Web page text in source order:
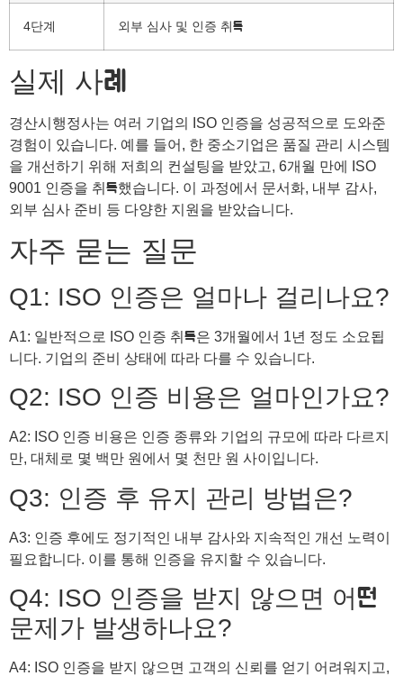
4단계 외부 심사 및 인증 취득
실제 사례
경산시행정사는 여러 기업의 ISO 인증을 성공적으로 도와준
경험이 있습니다. 예를 들어, 한 중소기업은 품질 관리 시스템
을 개선하기 위해 저희의 컨설팅을 받았고, 6개월 만에 ISO
9001 인증을 취득했습니다. 이 과정에서 문서화, 내부 감사,
외부 심사 준비 등 다양한 지원을 받았습니다.
자주 묻는 질문
Q1: ISO 인증은 얼마나 걸리나요?
A1: 일반적으로 ISO 인증 취득은 3개월에서 1년 정도 소요됩
니다. 기업의 준비 상태에 따라 다를 수 있습니다.
Q2: ISO 인증 비용은 얼마인가요?
A2: ISO 인증 비용은 인증 종류와 기업의 규모에 따라 다르지
만, 대체로 몇 백만 원에서 몇 천만 원 사이입니다.
Q3: 인증 후 유지 관리 방법은?
A3: 인증 후에도 정기적인 내부 감사와 지속적인 개선 노력이
필요합니다. 이를 통해 인증을 유지할 수 있습니다.
Q4: ISO 인증을 받지 않으면 어떤
문제가 발생하나요?
A4: ISO 인증을 받지 않으면 고객의 신뢰를 얻기 어려워지고,